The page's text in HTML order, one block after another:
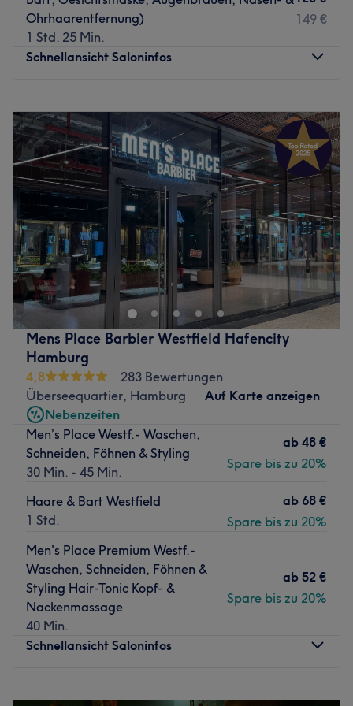
Extras: exzellente Kaffeespezialitäten & kühle Getränke.
Ohrhaarentfernung)
1 Std. 25 Min.
149 €
Schnellansicht Saloninfos
Dienstag
10:00–20:00
Mittwoch
10:00–20:00
Donnerstag
10:00 –20:00
Freitag
10:00–20:00
Samstag
10:00 –20:00
Sonntag
Geschlossen
Echte Männersache! Im Barber Shop Men's Place -
Barbier in Neustadt, Hamburg findet jeder Mann den
passenden Service, ganz nach seinen Wünschen. Ob
trendige Haarstylings oder klassische Rasur, das
breitgefächerte Angebot lässt keine Wünsche offen.
Nächste öffentliche Verkehrsmittel:
Die Stationen Jungfernstieg und Stadthausbrücke sind
direkt in der Nähe.
Das Team:
Das Team versprüht echten Barber-Vibe und legt viel
Wert auf authentische Leistungen mit den besten
Produkten.
Was uns an dem Salon gefällt:
Atmosphäre: Elegant, einladend, entspannend.
Produkte und Produktmarken: Mühle, deutsche
Qualitätsprodukte.
Extras: kostenfreie Kalt-und Heißgetränke.
Zurück zur Salonansicht
Mens Place Barbier Westfield Hafencity
Hamburg
4,8
283 Bewertungen
Überseequartier, Hamburg
Auf Karte anzeigen
Nebenzeiten
Men’s Place Westf.- Waschen,
Schneiden, Föhnen & Styling
30 Min. - 45 Min.
ab 48 €
Spare bis zu 20%
Haare & Bart Westfield
1 Std.
ab 68 €
Spare bis zu 20%
Men's Place Premium Westf.-
Waschen, Schneiden, Föhnen &
Styling Hair-Tonic Kopf- &
Nackenmassage
40 Min.
ab 52 €
Spare bis zu 20%
Schnellansicht Saloninfos